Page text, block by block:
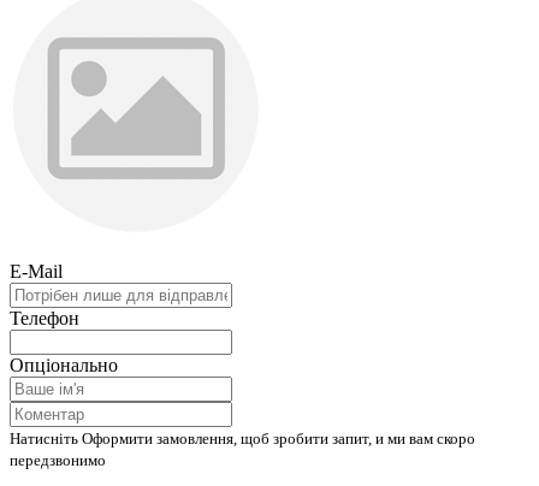
E-Mail
Телефон
Опціонально
Натисніть Оформити замовлення, щоб зробити запит, и ми вам скоро
передзвонимо